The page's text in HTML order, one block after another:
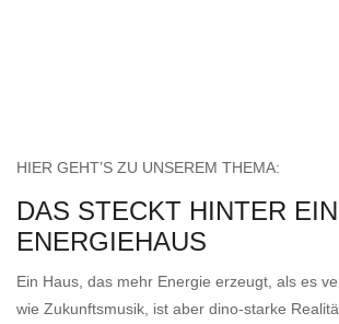
HIER GEHT’S ZU UNSEREM THEMA:
DAS STECKT HINTER
ENERGIEHAUS
Ein Haus, das mehr Energie erzeugt, als es
wie Zukunftsmusik, ist aber dino-starke